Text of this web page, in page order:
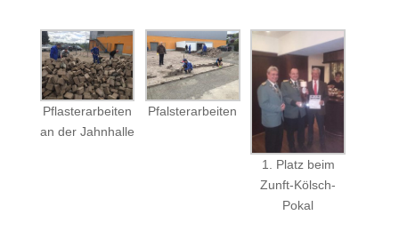
Pflasterarbeiten
an der Jahnhalle
Pfalsterarbeiten
1. Platz beim
Zunft-Kölsch-
Pokal